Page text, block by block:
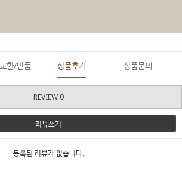
교환/반품 상품후기 상품문의
REVIEW 0
리뷰쓰기
등록된 리뷰가 없습니다.